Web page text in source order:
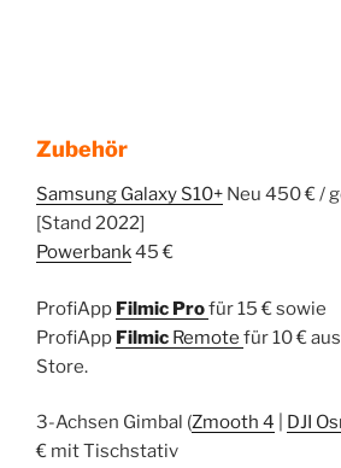
Zubehör
Samsung Galaxy S10+ Neu 450 € /
[Stand 2022]
Powerbank45 €
ProfiApp Filmic Profür 15 € sowie
ProfiApp Filmic Remote für 10 €
Store.
3-Achsen Gimbal (Zmooth 4 DJI
€ mit Tischstativ